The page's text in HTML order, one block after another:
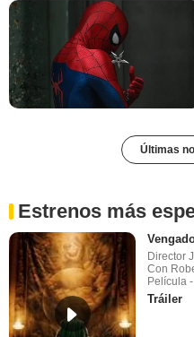
Últimas
Estrenos más
Director
Con
Película
Tráiler